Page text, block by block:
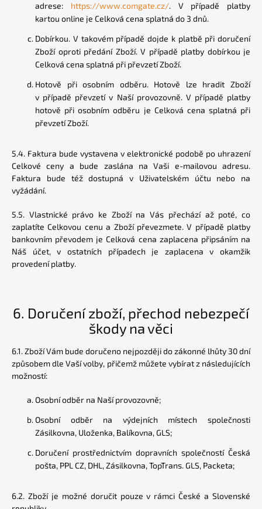
adrese: https://www.comgate.cz/. V případě platby
kartou online je Celková cena splatná do 3 dnů.
Dobírkou. V takovém případě dojde k platbě při doručení
Zboží oproti předání Zboží. V případě platby dobírkou je
Celková cena splatná při převzetí Zboží.
Hotově při osobním odběru. Hotově lze hradit Zboží
v případě převzetí v Naší provozovně. V případě platby
hotově při osobním odběru je Celková cena splatná při
převzetí Zboží.
5.4. Faktura bude vystavena v elektronické podobě po uhrazení
Celkové ceny a bude zaslána na Vaši e-mailovou adresu.
Faktura bude též dostupná v Uživatelském účtu nebo na
vyžádání.
5.5. Vlastnické právo ke Zboží na Vás přechází až poté, co
zaplatíte Celkovou cenu a Zboží převezmete. V případě platby
bankovním převodem je Celková cena zaplacena připsáním na
Náš účet, v ostatních případech je zaplacena v okamžik
provedení platby.
6. Doručení zboží, přechod nebezpečí
škody na věci
6.1. Zboží Vám bude doručeno nejpozději do zákonné lhůty 30 dní
způsobem dle Vaší volby, přičemž můžete vybírat z následujících
možností:
Osobní odběr na Naší provozovně;
Osobní odběr na výdejních místech společnosti
Zásilkovna, Uloženka, Balíkovna, GLS;
Doručení prostřednictvím dopravních společností Česká
pošta, PPL CZ, DHL, Zásilkovna, TopTrans. GLS, Packeta;
6.2. Zboží je možné doručit pouze v rámci České a Slovenské